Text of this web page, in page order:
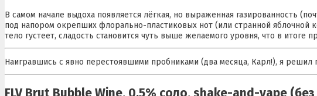
В самом начале выдоха появляется лёгкая, но выраженная газированность
под напором окрепших флорально-пластиковых нот (или странной
тело густеет, сладость становится чуть выше желаемого уровня, что в
Наигравшись с явно перестоявшими пробниками (два месяца, Карл!), я
FLV Brut Bubble Wine, 0.5% соло, shake-and-vape